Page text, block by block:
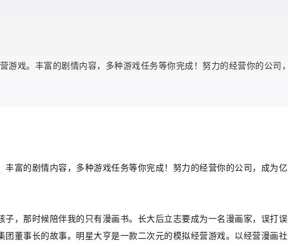
戏。丰富的剧情内容，多种游戏任务等你完成！努力的经营你的公司
丰富的剧情内容，多种游戏任务等你完成！努力的经营你的公司，成为
，那时候陪伴我的只有漫画书。长大后立志要成为一名漫画家，误打
董事长的故事。明星大亨是一款二次元的模拟经营游戏。以经营漫画